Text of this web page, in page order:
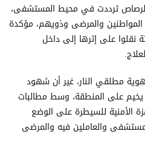
ترددت في محيط المستشفى،
والمرضى وذويهم، مؤكدة
نقلوا على إثرها إلى داخل
مطلقي النار، غير أن شهود
يخيم على المنطقة، وسط مطالبات
الأمنية للسيطرة على الوضع
والعاملين فيه والمرضى